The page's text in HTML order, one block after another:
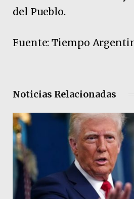
del Pueblo.
Fuente: Tiempo
Noticias Relacionadas